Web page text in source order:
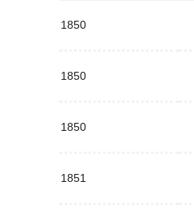
1850
1850
1850
1851